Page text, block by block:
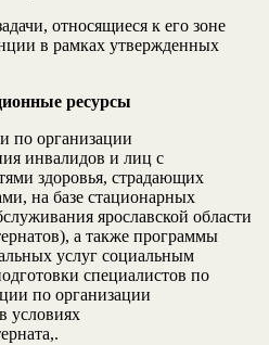
относящиеся к его зоне
в рамках утвержденных
ресурсы
по организации
инвалидов и лиц с
здоровья, страдающих
на базе стационарных
ярославской области
а также программы
услуг социальным
специалистов по
по организации
условиях